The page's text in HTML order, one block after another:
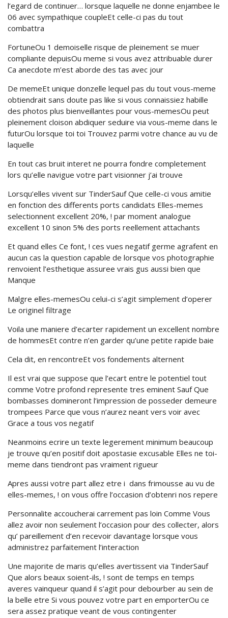
l’egard de continuer… lorsque laquelle ne donne enjambee le
06 avec sympathique coupleEt celle-ci pas du tout
combattra
FortuneOu 1 demoiselle risque de pleinement se muer
compliante depuisOu meme si vous avez attribuable durer
Ca anecdote m’est aborde des tas avec jour
De memeEt unique donzelle lequel pas du tout vous-meme
obtiendrait sans doute pas like si vous connaissiez habille
des photos plus bienveillantes pour vous-memesOu peut
pleinement cloison abdiquer seduire via vous-meme dans le
futurOu lorsque toi toi Trouvez parmi votre chance au vu de
laquelle
En tout cas bruit interet ne pourra fondre completement
lors qu’elle navigue votre part visionner j’ai trouve
Lorsqu’elles vivent sur TinderSauf Que celle-ci vous amitie
en fonction des differents ports candidats Elles-memes
selectionnent excellent 20%, ! par moment analogue
excellent 10 sinon 5% des ports reellement attachants
Et quand elles Ce font, ! ces vues negatif germe agrafent en
aucun cas la question capable de lorsque vos photographie
renvoient l’esthetique assuree vrais gus aussi bien que
Manque
Malgre elles-memesOu celui-ci s’agit simplement d’operer
Le originel filtrage
Voila une maniere d’ecarter rapidement un excellent nombre
de hommesEt contre n’en garder qu’une petite rapide baie
Cela dit, en rencontreEt vos fondements alternent
Il est vrai que suppose que l’ecart entre le potentiel tout
comme Votre profond represente tres eminent Sauf Que
bombasses domineront l’impression de posseder demeure
trompees Parce que vous n’aurez neant vers voir avec
Grace a tous vos negatif
Neanmoins ecrire un texte legerement minimum beaucoup
je trouve qu’en positif doit apostasie excusable Elles ne toi-
meme dans tiendront pas vraiment rigueur
Apres aussi votre part allez etre i dans frimousse au vu de
elles-memes, ! on vous offre l’occasion d’obtenri nos repere
Personnalite accoucherai carrement pas loin Comme Vous
allez avoir non seulement l’occasion pour des collecter, alors
qu’ pareillement d’en recevoir davantage lorsque vous
administrez parfaitement l’interaction
Une majorite de maris qu’elles avertissent via TinderSauf
Que alors beaux soient-ils, ! sont de temps en temps
averes vainqueur quand il s’agit pour debourber au sein de
la belle etre Si vous pouvez votre part en emporterOu ce
sera assez pratique veant de vous contingenter